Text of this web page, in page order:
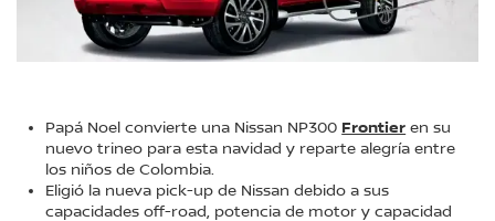
Papá Noel convierte una Nissan NP300 Frontier en su
nuevo trineo para esta navidad y reparte alegría entre
los niños de Colombia.
Eligió la nueva pick-up de Nissan debido a sus
capacidades off-road, potencia de motor y capacidad